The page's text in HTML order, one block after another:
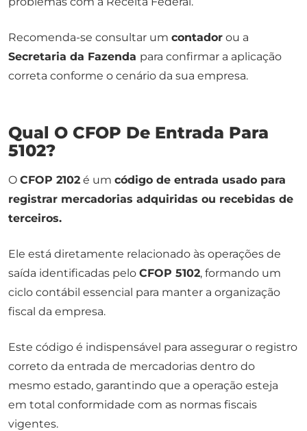
Recomenda-se consultar um contador ou a
Secretaria da Fazenda para confirmar a aplicação
correta conforme o cenário da sua empresa.
Qual O CFOP De Entrada Para
5102?
O CFOP 2102 é um código de entrada usado para
registrar mercadorias adquiridas ou recebidas de
terceiros.
Ele está diretamente relacionado às operações de
saída identificadas pelo CFOP 5102, formando um
ciclo contábil essencial para manter a organização
fiscal da empresa.
Este código é indispensável para assegurar o registro
correto da entrada de mercadorias dentro do
mesmo estado, garantindo que a operação esteja
em total conformidade com as normas fiscais
vigentes.